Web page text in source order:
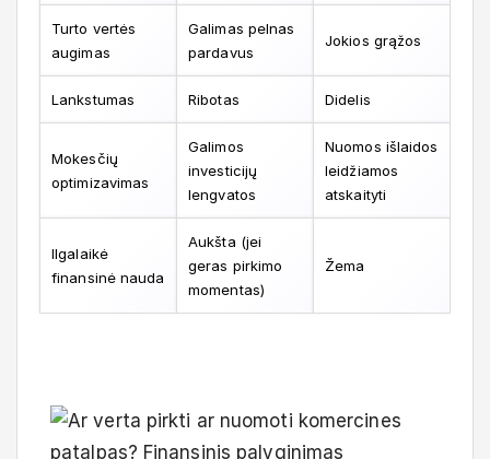
Turto vertės
augimas
Galimas pelnas
pardavus
Jokios grąžos
Lankstumas Ribotas Didelis
Mokesčių
optimizavimas
Galimos
investicijų
lengvatos
Nuomos išlaidos
leidžiamos
atskaityti
Ilgalaikė
finansinė nauda
Aukšta (jei
geras pirkimo
momentas)
Žema